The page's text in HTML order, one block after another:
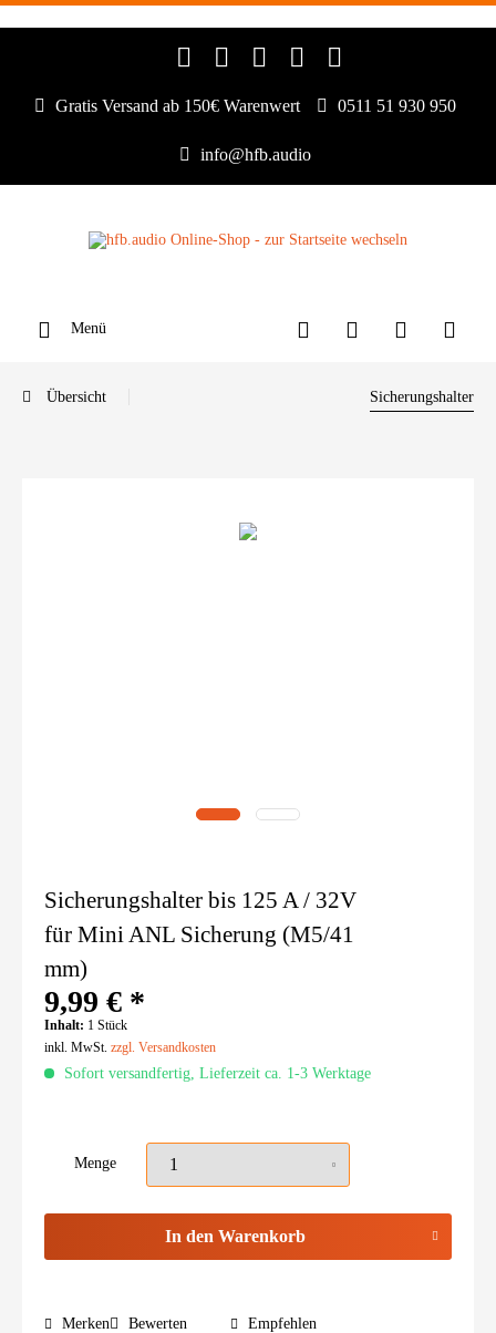
Gratis Versand ab 150€ Warenwert 0511 51 930 950
info@hfb.audio
Menü
Übersicht Sicherungshalter
Sicherungshalter bis 125 A / 32V
für Mini ANL Sicherung (M5/41
mm)
9,99 € *
Inhalt: 1 Stück
inkl. MwSt. zzgl. Versandkosten
Sofort versandfertig, Lieferzeit ca. 1-3 Werktage
Menge
In den Warenkorb
Merken Bewerten Empfehlen